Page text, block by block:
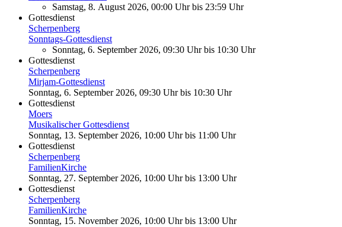
Samstag, 8. August 2026, 00:00 Uhrbis 23:59 Uhr
Gottesdienst
Scherpenberg
Sonntags-Gottesdienst
Sonntag, 6. September 2026, 09:30 Uhrbis 10:30 Uhr
Gottesdienst
Scherpenberg
Mirjam-Gottesdienst
Sonntag, 6. September 2026, 09:30 Uhrbis 10:30 Uhr
Gottesdienst
Moers
Musikalischer Gottesdienst
Sonntag, 13. September 2026, 10:00 Uhrbis 11:00 Uhr
Gottesdienst
Scherpenberg
FamilienKirche
Sonntag, 27. September 2026, 10:00 Uhrbis 13:00 Uhr
Gottesdienst
Scherpenberg
FamilienKirche
Sonntag, 15. November 2026, 10:00 Uhrbis 13:00 Uhr